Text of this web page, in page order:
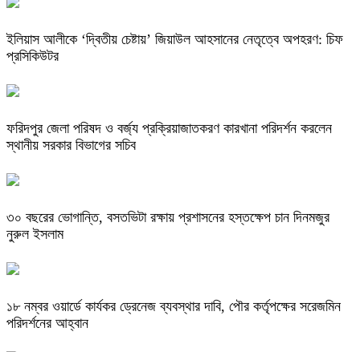
ইলিয়াস আলীকে ‘দ্বিতীয় চেষ্টায়’ জিয়াউল আহসানের নেতৃত্বে অপহরণ: চিফ
প্রসিকিউটর
ফরিদপুর জেলা পরিষদ ও বর্জ্য প্রক্রিয়াজাতকরণ কারখানা পরিদর্শন করলেন
স্থানীয় সরকার বিভাগের সচিব
৩০ বছরের ভোগান্তি, বসতভিটা রক্ষায় প্রশাসনের হস্তক্ষেপ চান দিনমজুর
নুরুল ইসলাম
১৮ নম্বর ওয়ার্ডে কার্যকর ড্রেনেজ ব্যবস্থার দাবি, পৌর কর্তৃপক্ষের সরেজমিন
পরিদর্শনের আহ্বান